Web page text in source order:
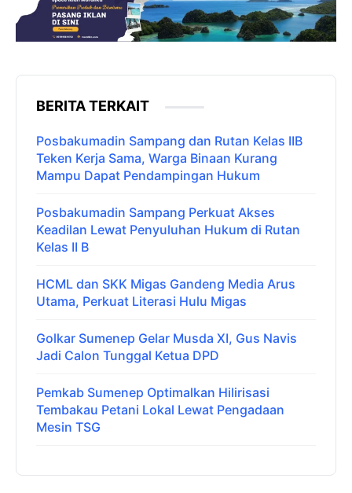
BERITA TERKAIT
Posbakumadin Sampang dan Rutan Kelas IIB
Teken Kerja Sama, Warga Binaan Kurang
Mampu Dapat Pendampingan Hukum
Posbakumadin Sampang Perkuat Akses
Keadilan Lewat Penyuluhan Hukum di Rutan
Kelas II B
HCML dan SKK Migas Gandeng Media Arus
Utama, Perkuat Literasi Hulu Migas
Golkar Sumenep Gelar Musda XI, Gus Navis
Jadi Calon Tunggal Ketua DPD
Pemkab Sumenep Optimalkan Hilirisasi
Tembakau Petani Lokal Lewat Pengadaan
Mesin TSG